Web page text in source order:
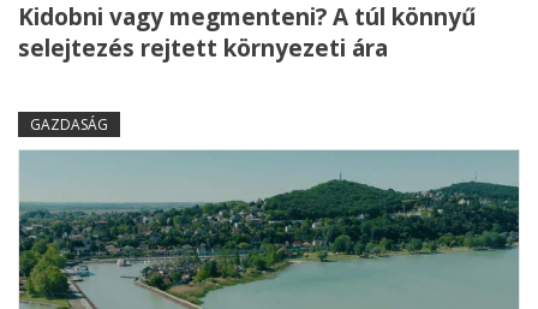
Kidobni vagy megmenteni? A túl könnyű
selejtezés rejtett környezeti ára
GAZDASÁG